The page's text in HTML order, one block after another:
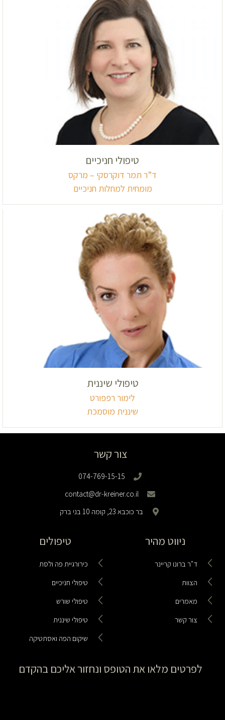
טיפולי חניכיים
ד”ר תמר דוקרסקי – מרקס
מומחית למחלות חניכיים
טיפולי שיננית
לימור רפפורט
שיננית מוסמכת
צור קשר
074-769-15-15
contact@dr-kreiner.co.il
בר כוכבא 23, קומה 10 בני ברק
ניווט מהיר
ד"ר ברונו קריינר
הצוות
מאמרים
צור קשר
טיפולים
כירורגיית פה ולסת
טיפולי חניכיים
טיפולי שורש
טיפולי שיננית
שיקום הפה ואסתטיקה
לפרטים מלאו את הטופס ונחזור אליכם בהקדם